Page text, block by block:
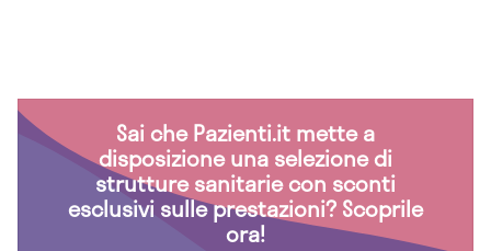
Sai che Pazienti.it mette a
disposizione una selezione di
strutture sanitarie con sconti
esclusivi sulle prestazioni? Scoprile
ora!